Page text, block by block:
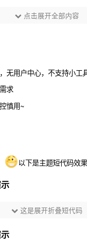
点击展开全部内容
无用户中心，不支持小工
求
慎用~
以下是主题短代码效果
这是展开折叠短代码